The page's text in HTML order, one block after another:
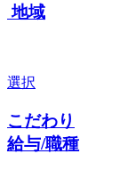
地域
選択
こだわり
給与/職種